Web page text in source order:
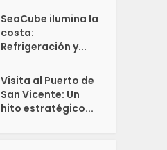
SeaCube ilumina la
costa:
Refrigeración y...
Visita al Puerto de
San Vicente: Un
hito estratégico...